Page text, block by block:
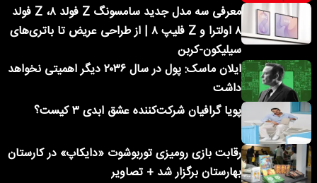
معرفی سه مدل جدید سامسونگ Z فولد ۸، Z فولد
۸ اولترا و Z فلیپ ۸ | از طراحی عریض تا باتری‌های
سیلیکون-کربن
ایلان ماسک: پول در سال ۲۰۳۶ دیگر اهمیتی نخواهد
داشت
پویا گرافیان شرکت‌کننده عشق ابدی ۳ کیست؟
رقابت بازی رومیزی توربوشوت «دایکاپ» در کارستان
بهارستان برگزار شد + تصاویر